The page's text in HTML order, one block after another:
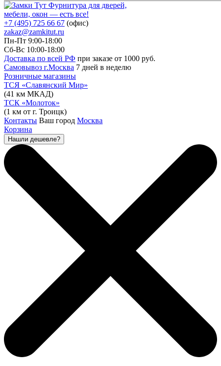
Фурнитура для дверей,
мебели, окон — есть все!
+7 (495) 725 66 67 (офис)
zakaz@zamkitut.ru
Пн-Пт 9:00-18:00
Сб-Вс 10:00-18:00
Доставка по всей РФ при заказе от 1000 руб.
Самовывоз г.Москва 7 дней в неделю
Розничные магазины
ТСЯ «Славянский Мир»
(41 км МКАД)
ТСК «Молоток»
(1 км от г. Троицк)
Контакты Ваш город Москва
Корзина
Нашли дешевле?